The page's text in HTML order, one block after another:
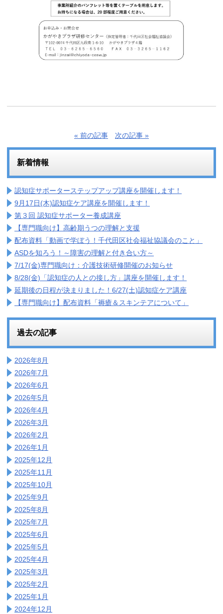
« 前の記事 次の記事 »
新着情報
認知症サポーターステップアップ講座を開催します！
9月17日(木)認知症ケア講座を開催します！
第３回 認知症サポーター養成講座
【専門職向け】高齢期うつの理解と支援
配布資料「動画で学ぼう！千代田区社会福祉協議会のこと」
ASDを知ろう！～障害の理解と付き合い方～
7/17(金)専門職向け：介護技術研修開催のお知らせ
8/28(金)「認知症の人との接し方」講座を開催します！
延期後の日程が決まりました！6/27(土)認知症ケア講座
【専門職向け】配布資料「褥瘡＆スキンテアについて」
過去の記事
2026年8月
2026年7月
2026年6月
2026年5月
2026年4月
2026年3月
2026年2月
2026年1月
2025年12月
2025年11月
2025年10月
2025年9月
2025年8月
2025年7月
2025年6月
2025年5月
2025年4月
2025年3月
2025年2月
2025年1月
2024年12月